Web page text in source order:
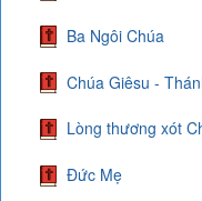
Ba Ngôi Chúa
Chúa Giêsu -
Lòng thương xót
Đức Mẹ